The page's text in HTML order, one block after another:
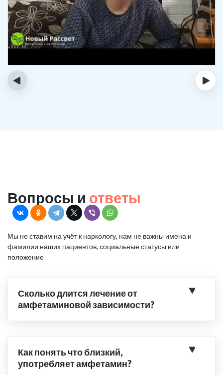
‹ ›
Вопросы и ответы
Мы не ставим на учёт к наркологу, нам не важны имена и
фамилии наших пациентов, социальные статусы или
положение
Сколько длится лечение от
амфетаминовой зависимости?
Как понять что близкий,
употребляет амфетамин?